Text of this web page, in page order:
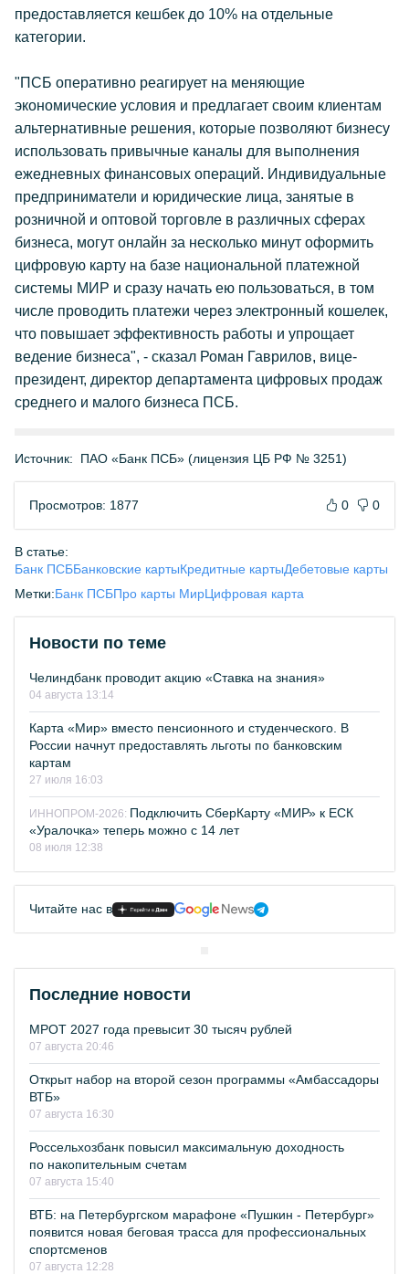
предоставляется кешбек до 10% на отдельные
категории.
"ПСБ оперативно реагирует на меняющие
экономические условия и предлагает своим клиентам
альтернативные решения, которые позволяют бизнесу
использовать привычные каналы для выполнения
ежедневных финансовых операций. Индивидуальные
предприниматели и юридические лица, занятые в
розничной и оптовой торговле в различных сферах
бизнеса, могут онлайн за несколько минут оформить
цифровую карту на базе национальной платежной
системы МИР и сразу начать ею пользоваться, в том
числе проводить платежи через электронный кошелек,
что повышает эффективность работы и упрощает
ведение бизнеса", - сказал Роман Гаврилов, вице-
президент, директор департамента цифровых продаж
среднего и малого бизнеса ПСБ.
Источник: ПАО «Банк ПСБ» (лицензия ЦБ РФ № 3251)
Просмотров: 1877 0 0
В статье:
Банк ПСББанковские картыКредитные картыДебетовые карты
Метки:Банк ПСБПро карты МирЦифровая карта
Новости по теме
Челиндбанк проводит акцию «Ставка на знания»
04 августа 13:14
Карта «Мир» вместо пенсионного и студенческого. В
России начнут предоставлять льготы по банковским
картам
27 июля 16:03
ИННОПРОМ-2026: Подключить СберКарту «МИР» к ЕСК
«Уралочка» теперь можно с 14 лет
08 июля 12:38
Читайте нас в
Последние новости
МРОТ 2027 года превысит 30 тысяч рублей
07 августа 20:46
Открыт набор на второй сезон программы «Амбассадоры
ВТБ»
07 августа 16:30
Россельхозбанк повысил максимальную доходность
по накопительным счетам
07 августа 15:40
ВТБ: на Петербургском марафоне «Пушкин - Петербург»
появится новая беговая трасса для профессиональных
спортсменов
07 августа 12:28